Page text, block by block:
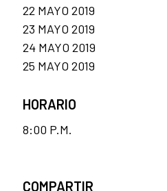
22 MAYO 2019
23 MAYO 2019
24 MAYO 2019
25 MAYO 2019
HORARIO
8:00 P.M.
COMPARTIR